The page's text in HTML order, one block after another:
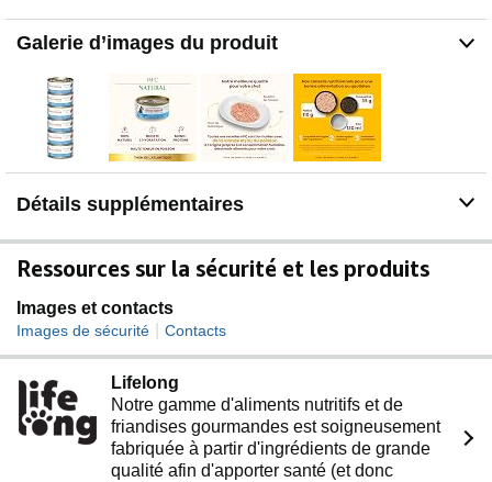
Galerie d’images du produit
Détails supplémentaires
Ressources sur la sécurité et les produits
Images et contacts
Images de sécurité Contacts
Lifelong
Notre gamme d'aliments nutritifs et de
friandises gourmandes est soigneusement
fabriquée à partir d'ingrédients de grande
qualité afin d'apporter santé (et donc